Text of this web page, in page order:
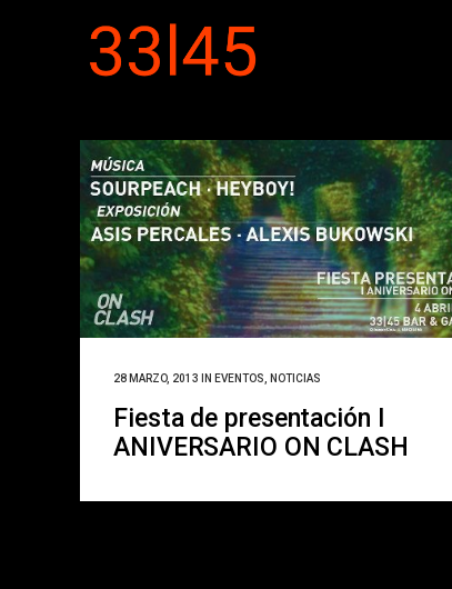
28 MARZO, 2013 IN EVENTOS, NOTICIAS
Fiesta de presentación I
ANIVERSARIO ON CLASH